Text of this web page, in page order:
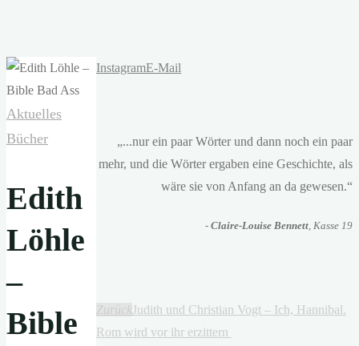
Aktuelles
Bücher
Edith
Löhle
–
Bible
InstagramE-Mail
„...nur ein paar Wörter und dann noch ein paar
mehr, und die Wörter ergaben eine Geschichte, als
wäre sie von Anfang an da gewesen.“
- Claire-Louise Bennett, Kasse 19
ZurückJudith und Christian Vogt – Ich, Hannibal.
Rom wird vor ihr erzittern